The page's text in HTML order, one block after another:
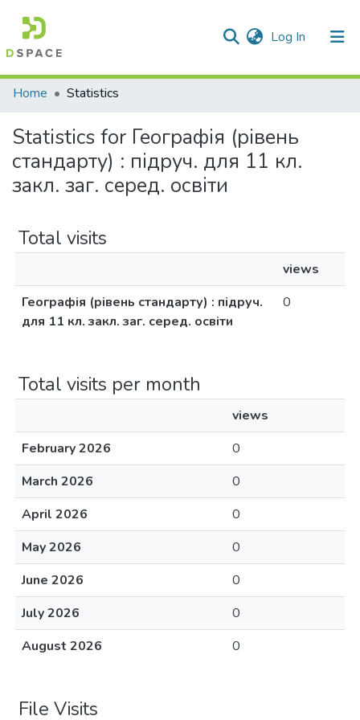
Log In (current)
Communities & Collections
Home Statistics
Statistics for Географія (рівень
стандарту) : підруч. для 11 кл.
закл. заг. серед. освіти
Total visits
views
Географія (рівень стандарту) : підруч.
для 11 кл. закл. заг. серед. освіти
0
Total visits per month
views
February 2026
0
March 2026
0
April 2026
0
May 2026
0
June 2026
0
July 2026
0
August 2026
0
File Visits